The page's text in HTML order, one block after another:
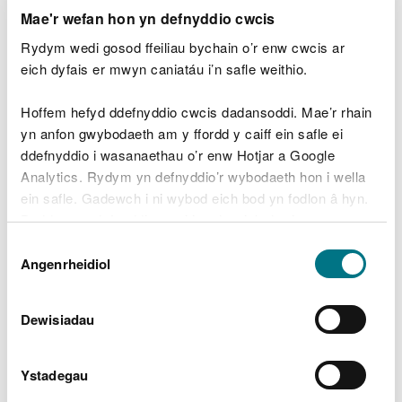
Mae'r wefan hon yn defnyddio cwcis
Rydym wedi gosod ffeiliau bychain o’r enw cwcis ar
eich dyfais er mwyn caniatáu i’n safle weithio.
Hoffem hefyd ddefnyddio cwcis dadansoddi. Mae’r rhain
yn anfon gwybodaeth am y ffordd y caiff ein safle ei
ddefnyddio i wasanaethau o’r enw Hotjar a Google
Analytics. Rydym yn defnyddio’r wybodaeth hon i wella
ein safle. Gadewch i ni wybod eich bod yn fodlon â hyn.
Byddwn yn defnyddio cwci i gadw eich dewis.
Gellirdarllen mwy am ein cwcis cyn i chi ddewis.
Caniatâd
Angenrheidiol
Dewisiadau
Ystadegau
a/neu
weithred grant neu brydles hawliau; a/neu
drawsgludiad, prydles, cytundeb tenantiaeth neu
orchymyn prynu gorfodol.
Os oes gennych ddarpar
hawl mynediad
cais ffurfiol yna bydd angen i chi ddarparu map
sy'n dangos ffin y tir rydych yn berchen arno
neu fwy o'r dogfennau canlynol:
copi terfynol o gytundeb 'penawdau’r telerau';
a/neu